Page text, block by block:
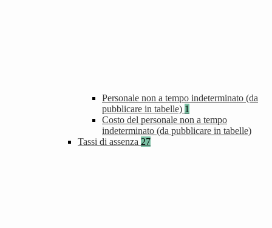
Personale non a tempo indeterminato (da
pubblicare in tabelle) 1
Costo del personale non a tempo
indeterminato (da pubblicare in tabelle)
Tassi di assenza 27